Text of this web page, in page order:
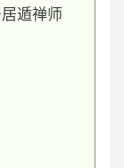
居遁禅师